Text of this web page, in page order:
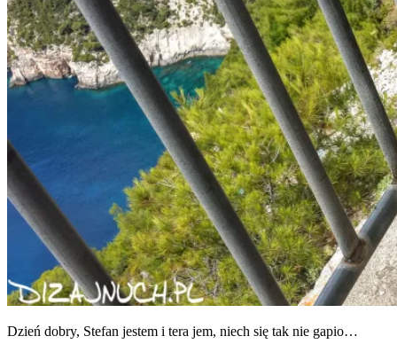
Dzień dobry, Ste­fan jestem i tera jem, niech się tak nie gapio…